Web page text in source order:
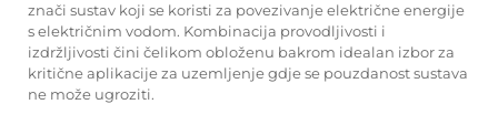
znači sustav koji se koristi za povezivanje električne energije
s električnim vodom. Kombinacija provodljivosti i
izdržljivosti čini čelikom obloženu bakrom idealan izbor za
kritične aplikacije za uzemljenje gdje se pouzdanost sustava
ne može ugroziti.